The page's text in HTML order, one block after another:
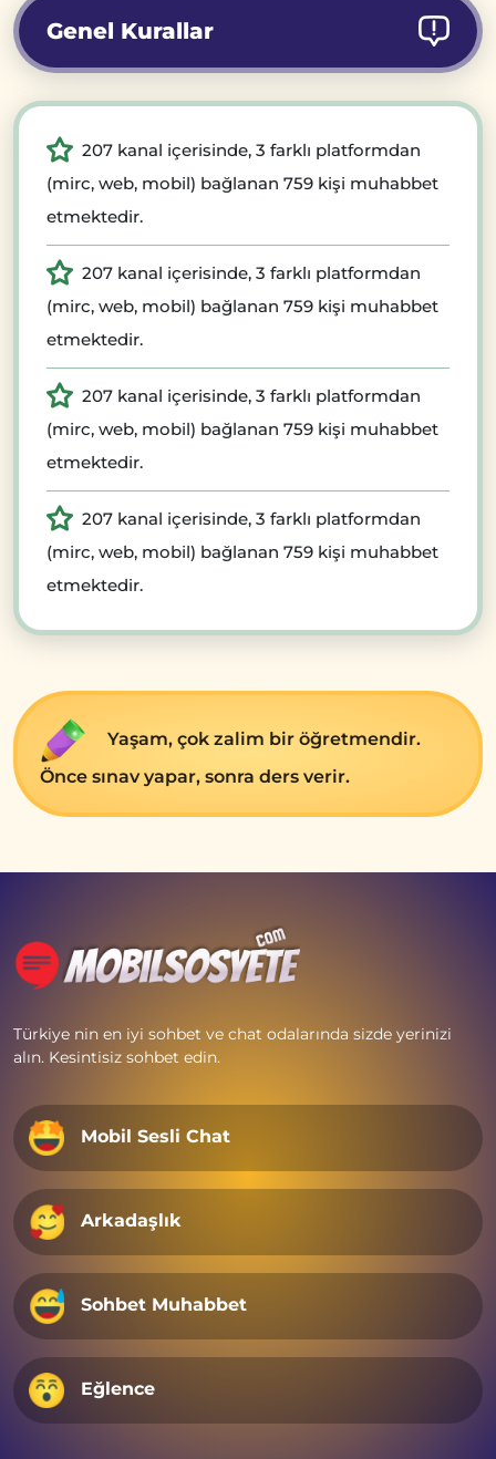
Genel Kurallar
207 kanal içerisinde, 3 farklı platformdan
(mirc, web, mobil) bağlanan 759 kişi muhabbet
etmektedir.
207 kanal içerisinde, 3 farklı platformdan
(mirc, web, mobil) bağlanan 759 kişi muhabbet
etmektedir.
207 kanal içerisinde, 3 farklı platformdan
(mirc, web, mobil) bağlanan 759 kişi muhabbet
etmektedir.
207 kanal içerisinde, 3 farklı platformdan
(mirc, web, mobil) bağlanan 759 kişi muhabbet
etmektedir.
Yaşam, çok zalim bir öğrеtmеndir.
Öncе sınav yapar, sonra dеrs vеrir.
Türkiye nin en iyi sohbet ve chat odalarında sizde yerinizi
alın. Kesintisiz sohbet edin.
Mobil Sesli Chat
Arkadaşlık
Sohbet Muhabbet
Eğlence